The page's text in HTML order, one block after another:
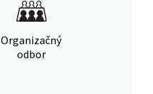
Organizačný
odbor